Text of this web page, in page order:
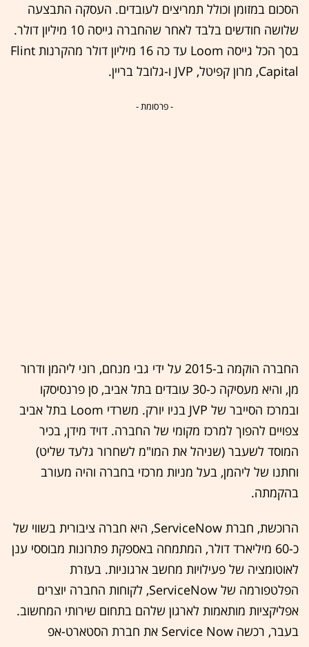
הסכום במזומן וכולל תמריצים לעובדים. העסקה התבצעה
שלושה חודשים בלבד לאחר שהחברה גייסה 10 מיליון דולר.
בסך הכל גייסה Loom עד כה 16 מיליון דולר מהקרנות Flint
Capital, מרון קפיטל, JVP ו-גלובל בריין.
- פרסומת -
החברה הוקמה ב-2015 על ידי גבי מנחם, רוני ליהמן ודרור
מן, והיא מעסיקה כ-30 עובדים בתל אביב, סן פרנסיסקו
ובמרכז הסייבר של JVP בניו יורק. משרדי Loom בתל אביב
צפויים להפוך למרכז מקומי של החברה. דויד מידן, בכיר
המוסד לשעבר (שניהל את המו"מ לשחרור גלעד שליט)
וחתנו של ליהמן, בעל מניות מרכזי בחברה והיה מעורב
בהקמתה.
הרוכשת, חברת ServiceNow, היא חברה ציבורית בשווי של
כ-60 מיליארד דולר, המתמחה באספקת פתרונות מבוססי ענן
לאוטומציה של פעילויות מחשב ארגוניות. בעזרת
הפלטפורמה של ServiceNow, לקוחות החברה יוצרים
אפליקציות מותאמות לארגון שלהם בתחום שירותי המחשוב.
בעבר, רכשה Service Now את חברת הסטארט-אפ